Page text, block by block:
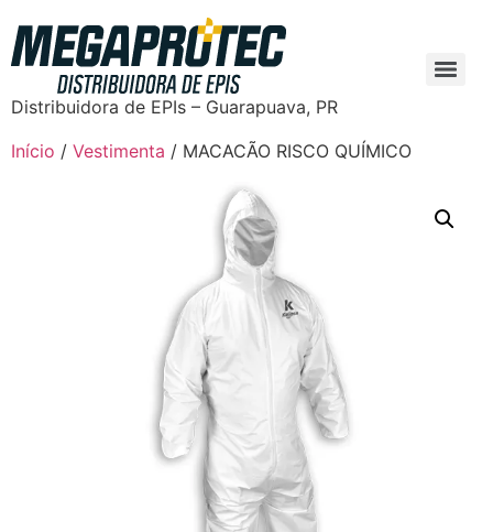
Distribuidora de EPIs – Guarapuava, PR
Início / Vestimenta / MACACÃO RISCO QUÍMICO